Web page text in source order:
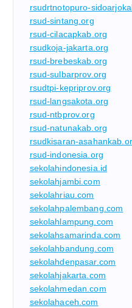
rsudrtnotopuro-
rsud-sintang.org
rsud-cilacapkab.org
rsudkoja-jakarta.org
rsud-brebeskab.org
rsud-sulbarprov.org
rsudtpi-kepriprov.org
rsud-langsakota.org
rsud-ntbprov.org
rsud-natunakab.org
rsudkisaran-
rsud-indonesia.org
sekolahindonesia.id
sekolahjambi.com
sekolahriau.com
sekolahpalembang.com
sekolahlampung.com
sekolahsamarinda.com
sekolahbandung.com
sekolahdenpasar.com
sekolahjakarta.com
sekolahmedan.com
sekolahaceh.com